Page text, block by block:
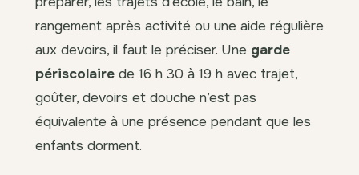
rangement après activité ou une aide régulière
aux devoirs, il faut le préciser. Une garde
périscolaire de 16 h 30 à 19 h avec trajet,
goûter, devoirs et douche n’est pas
équivalente à une présence pendant que les
enfants dorment.